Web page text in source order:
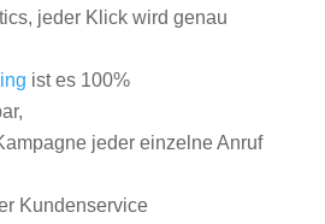
jeder Klick wird genau
ist es 100%
jeder einzelne Anruf
Kundenservice